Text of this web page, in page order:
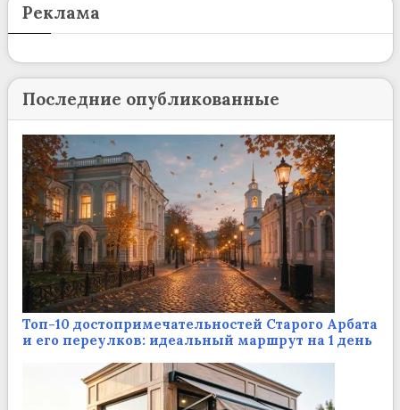
Реклама
Последние опубликованные
Топ-10 достопримечательностей Старого Арбата
и его переулков: идеальный маршрут на 1 день